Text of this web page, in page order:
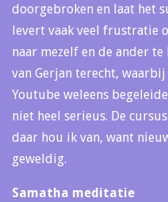
doorgebroken en laat het
levert vaak veel frustratie
naar mezelf en de ander
van Gerjan terecht,
Youtube weleens
niet heel serieus. De
daar hou ik van, want
geweldig.
Samatha meditatie